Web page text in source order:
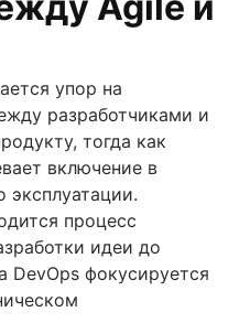
упор на
разработчиками и
тогда как
включение в
эксплуатации.
процесс
идеи до
DevOps фокусируется